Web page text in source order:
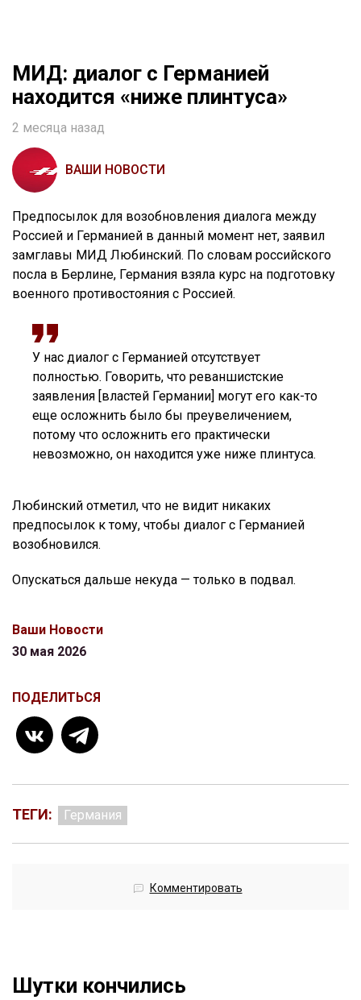
МИД: диалог с Германией
находится «ниже плинтуса»
2 месяца назад
ВАШИ НОВОСТИ
Предпосылок для возобновления диалога между
Россией и Германией в данный момент нет, заявил
замглавы МИД Любинский. По словам российского
посла в Берлине, Германия взяла курс на подготовку
военного противостояния с Россией.
У нас диалог с Германией отсутствует
полностью. Говорить, что реваншистские
заявления [властей Германии] могут его как-то
еще осложнить было бы преувеличением,
потому что осложнить его практически
невозможно, он находится уже ниже плинтуса.
Любинский отметил, что не видит никаких
предпосылок к тому, чтобы диалог с Германией
возобновился.
Опускаться дальше некуда — только в подвал.
Ваши Новости
30 мая 2026
ПОДЕЛИТЬСЯ
ТЕГИ: Германия
Комментировать
Шутки кончились